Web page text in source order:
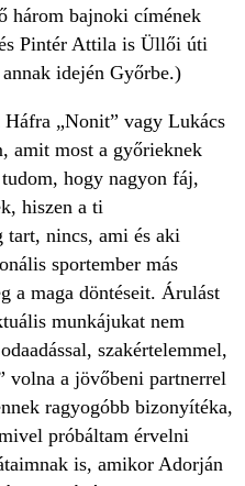
három bajnoki címének
Pintér Attila is Üllői úti
idején Győrbe.)
„Nonit” vagy Lukács
amit most a győrieknek
hogy nagyon fáj,
hiszen a ti
tart, nincs, ami és aki
sportember más
a maga döntéseit. Árulást
munkájukat nem
szakértelemmel,
volna a jövőbeni partnerrel
ragyogóbb bizonyítéka,
próbáltam érvelni
is, amikor Adorján